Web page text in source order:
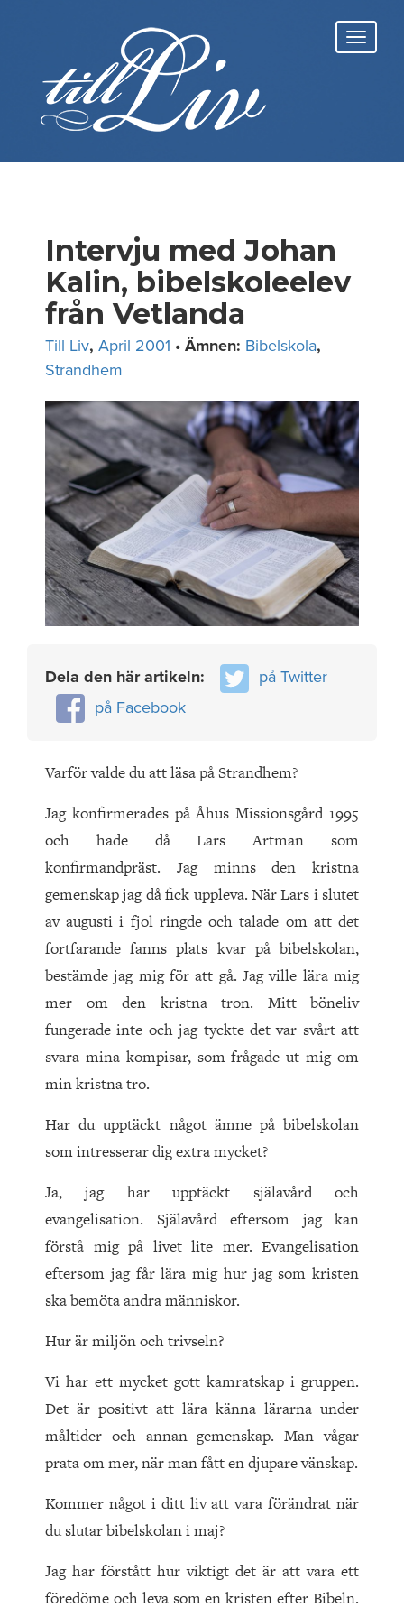
Intervju med Johan
Kalin, bibelskoleelev
från Vetlanda
Till Liv, April 2001 • Ämnen: Bibelskola,
Strandhem
Dela den här artikeln:
på Twitter
på Facebook
Varför valde du att läsa på Strandhem?
Jag konfirmerades på Åhus Missionsgård 1995
och hade då Lars Artman som
konfirmandpräst. Jag minns den kristna
gemenskap jag då fick uppleva. När Lars i slutet
av augusti i fjol ringde och talade om att det
fortfarande fanns plats kvar på bibelskolan,
bestämde jag mig för att gå. Jag ville lära mig
mer om den kristna tron. Mitt böneliv
fungerade inte och jag tyckte det var svårt att
svara mina kompisar, som frågade ut mig om
min kristna tro.
Har du upptäckt något ämne på bibelskolan
som intresserar dig extra mycket?
Ja, jag har upptäckt själavård och
evangelisation. Själavård eftersom jag kan
förstå mig på livet lite mer. Evangelisation
eftersom jag får lära mig hur jag som kristen
ska bemöta andra människor.
Hur är miljön och trivseln?
Vi har ett mycket gott kamratskap i gruppen.
Det är positivt att lära känna lärarna under
måltider och annan gemenskap. Man vågar
prata om mer, när man fått en djupare vänskap.
Kommer något i ditt liv att vara förändrat när
du slutar bibelskolan i maj?
Jag har förstått hur viktigt det är att vara ett
föredöme och leva som en kristen efter Bibeln.